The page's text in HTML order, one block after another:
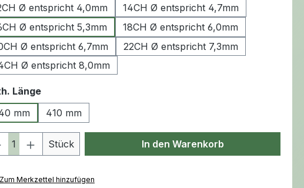
Ø entspricht 4,0mm
14CH Ø entspricht 4,7mm
Ø entspricht 5,3mm
18CH Ø entspricht 6,0mm
Ø entspricht 6,7mm
22CH Ø entspricht 7,3mm
Ø entspricht 8,0mm
Längeauswählen
mm
410 mm
Anzahl: Gib den gewünschten Wert
Stück In den Warenkorb
Zum Merkzettel hinzufügen